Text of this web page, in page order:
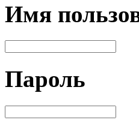
Имя
Пароль